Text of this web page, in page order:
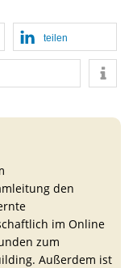
teilen
den
im Online
zum
Außerdem ist